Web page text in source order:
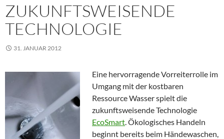
ZUKUNFTSWEISENDE
TECHNOLOGIE
31. JANUAR 2012
Eine hervorragende Vorreiterrolle im
Umgang mit der kostbaren
Ressource Wasser spielt die
zukunftsweisende Technologie
EcoSmart. Ökologisches Handeln
beginnt bereits beim Händewaschen,